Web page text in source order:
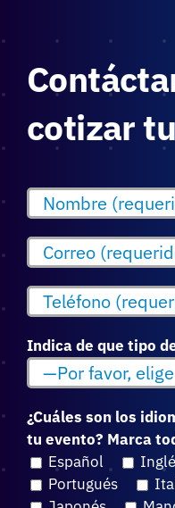
cotizar
Indica de que tipo
¿Cuáles son los
tu evento? Marca
Español
Portugués